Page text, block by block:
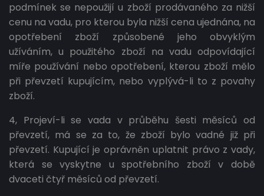
podmínek se nepoužijí u zboží prodávaného za nižší
cenu na vadu, pro kterou byla nižší cena ujednána, na
opotřebení zboží způsobené jeho obvyklým
užíváním, u použitého zboží na vadu odpovídající
míře používání nebo opotřebení, kterou zboží mělo
při převzetí kupujícím, nebo vyplývá-li to z povahy
zboží.
4, Projeví-li se vada v průběhu šesti měsíců od
převzetí, má se za to, že zboží bylo vadné již při
převzetí. Kupující je oprávněn uplatnit právo z vady,
která se vyskytne u spotřebního zboží v době
dvaceti čtyř měsíců od převzetí.